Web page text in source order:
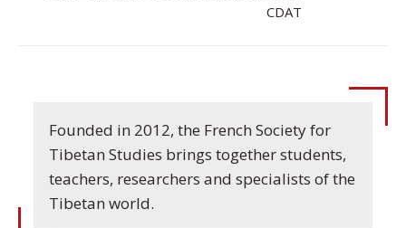
CDAT
Founded in 2012, the French Society for
Tibetan Studies brings together students,
teachers, researchers and specialists of the
Tibetan world.